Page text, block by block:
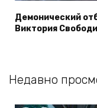
Демонический
Виктория
Недавно